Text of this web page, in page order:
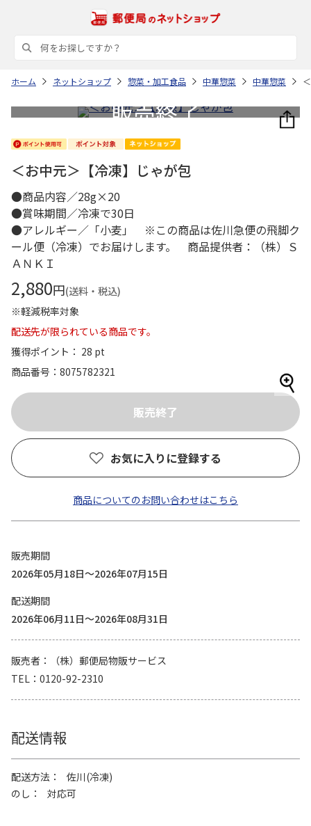
ホーム ネットショップ 惣菜・加工食品 中華惣菜 中華惣菜
＜お中元＞【冷凍】じゃが包
●商品内容／28g×20
●賞味期間／冷凍で30日
●アレルギー／「小麦」 ※この商品は佐川急便の飛脚ク
ール便（冷凍）でお届けします。 商品提供者：（株）Ｓ
ＡＮＫＩ
2,880円(送料・税込)
※軽減税率対象
配送先が限られている商品です。
獲得ポイント： 28 pt
商品番号
8075782321
お気に入りに登録する
商品についてのお問い合わせはこちら
販売期間
2026年05月18日～2026年07月15日
配送期間
2026年06月11日～2026年08月31日
販売者
（株）郵便局物販サービス
TEL
0120-92-2310
配送情報
配送方法
佐川(冷凍)
のし
対応可